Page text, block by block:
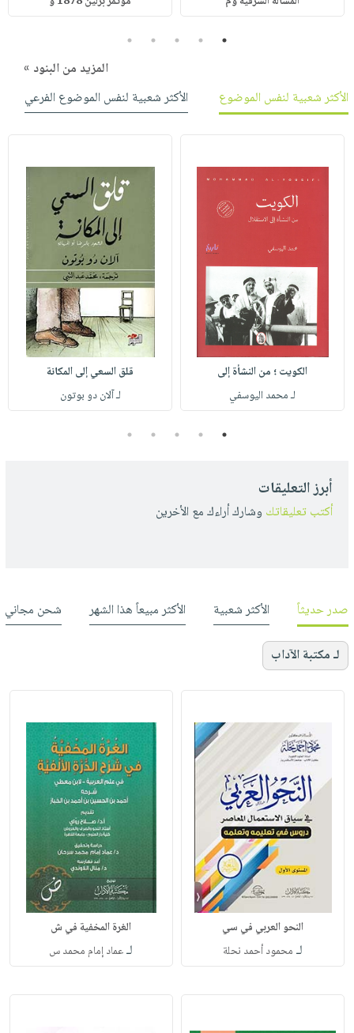
1
2
3
4
5
المزيد من البنود »
الأكثر شعبية لنفس الموضوع
الأكثر شعبية لنفس الموضوع الفرعي
الكويت ؛ من النشأة إلى
لـ محمد اليوسفي
قلق السعي إلى المكانة
لـ آلان دو بوتون
1
2
3
4
5
أبرز التعليقات
أكتب تعليقاتك وشارك أراءك مع الأخرين
صدر حديثاً الأكثر شعبية الأكثر مبيعاً هذا الشهر شحن مجاني
لـ مكتبة الآداب
النحو العربي في سي
لـ محمود أحمد نحلة
الغرة المخفية في ش
لـعماد إمام محمد س